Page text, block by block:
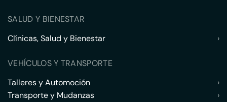
SALUD Y BIENESTAR
Clínicas, Salud y Bienestar
›
VEHÍCULOS Y TRANSPORTE
Talleres y Automoción
›
Transporte y Mudanzas
›